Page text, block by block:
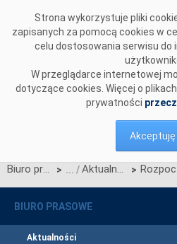
Strona wykorzystuje pliki
zapisanych za pomocą cookies w
celu dostosowania serwisu do
W przeglądarce internetowej
dotyczące cookies. Więcej o
prywatności
Akceptuję
Biuro prasowe > Aktualności >
BIURO PRASOWE
Aktualności